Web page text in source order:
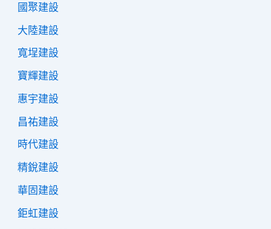
國聚建設
大陸建設
寬埕建設
寶輝建設
惠宇建設
昌祐建設
時代建設
精銳建設
華固建設
鉅虹建設